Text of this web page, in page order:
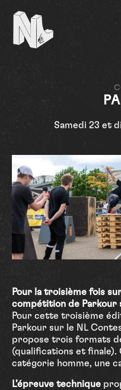
Samedi 23 et
Pour la troisième fois
compétition de Parkour
Pour cette troisième
Parkour sur le NL
propose trois formats
(qualifications et finale).
catégorie homme, une
L’épreuve technique